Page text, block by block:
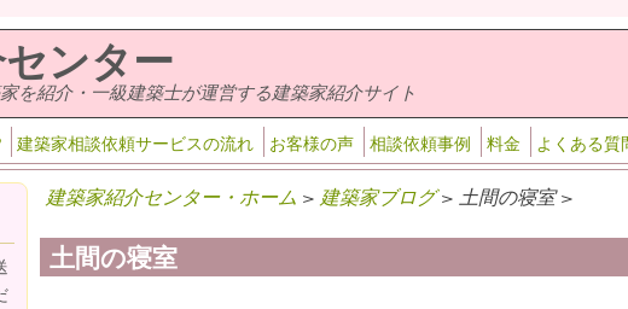
ンター
を紹介・一級建築士が運営する建築家紹介サイト
建築家相談依頼サービスの流れ お客様の声 相談依頼事例 料金 よくある質
建築家紹介センター・ホーム > 建築家ブログ> 土間の寝室 >
土間の寝室